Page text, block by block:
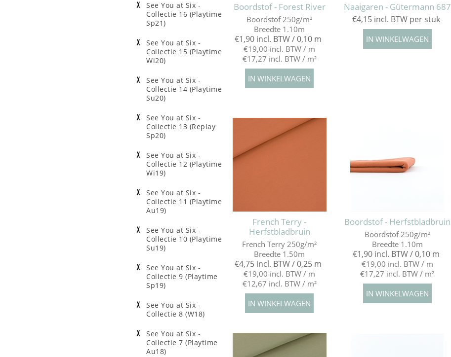
Boordstof - Forest River
Boordstof 250g/m²
Breedte 1.10m
€1,90 incl. BTW / 0,10 m
€19,00 incl. BTW / m
€17,27 incl. BTW / m²
Naaigaren - Gütermann 687
€4,15 incl. BTW per stuk
French Terry -
Herfstbladbruin
French Terry 250g/m²
Breedte 1.50m
€4,75 incl. BTW / 0,25 m
€19,00 incl. BTW / m
€12,67 incl. BTW / m²
Boordstof - Herfstbladbruin
Boordstof 250g/m²
Breedte 1.10m
€1,90 incl. BTW / 0,10 m
€19,00 incl. BTW / m
€17,27 incl. BTW / m²
See You at Six -
Collectie 16 (Playtime
Sp21)
See You at Six -
Collectie 15 (Playtime
Wi20)
See You at Six -
Collectie 14 (Playtime
Su20)
See You at Six -
Collectie 13 (Replay
Sp20)
See You at Six -
Collectie 12 (Playtime
Wi19)
See You at Six -
Collectie 11 (Playtime
Au19)
See You at Six -
Collectie 10 (Playtime
Su19)
See You at Six -
Collectie 9 (Playtime
Sp19)
See You at Six -
Collectie 8 (W18)
See You at Six -
Collectie 7 (Playtime
Au18)